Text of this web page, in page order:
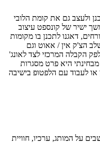
ולעצב גם את קומת הלובי
ישיר של קונספט עיצוב
דאגנו לתכנן בו מקומות
הצ'ק אין / אאוט וגם
הקבלה המרכזי לצד לאונג'
היא פרט מסגרות
או לעבוד עם הלפטופ בישיבה
על המותג, ערכיו, חוויית